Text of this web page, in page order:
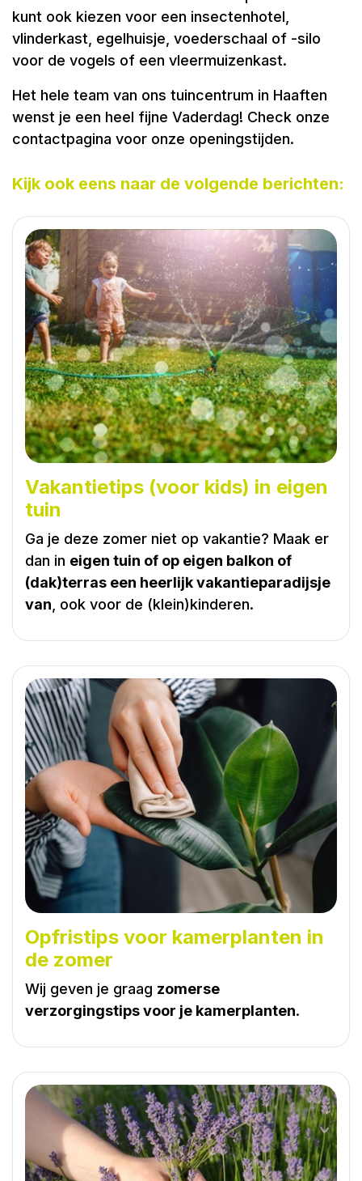
kunt ook kiezen voor een insectenhotel,
vlinderkast, egelhuisje, voederschaal of -silo
voor de vogels of een vleermuizenkast.
Het hele team van ons tuincentrum in Haaften
wenst je een heel fijne Vaderdag! Check onze
contactpagina voor onze openingstijden.
Kijk ook eens naar de volgende berichten:
Vakantietips (voor kids) in eigen
tuin
Ga je deze zomer niet op vakantie? Maak er
dan in eigen tuin of op eigen balkon of
(dak)terras een heerlijk vakantieparadijsje
van , ook voor de (klein)kinderen.
Opfristips voor kamerplanten in
de zomer
Wij geven je graag zomerse
verzorgingstips voor je kamerplanten.